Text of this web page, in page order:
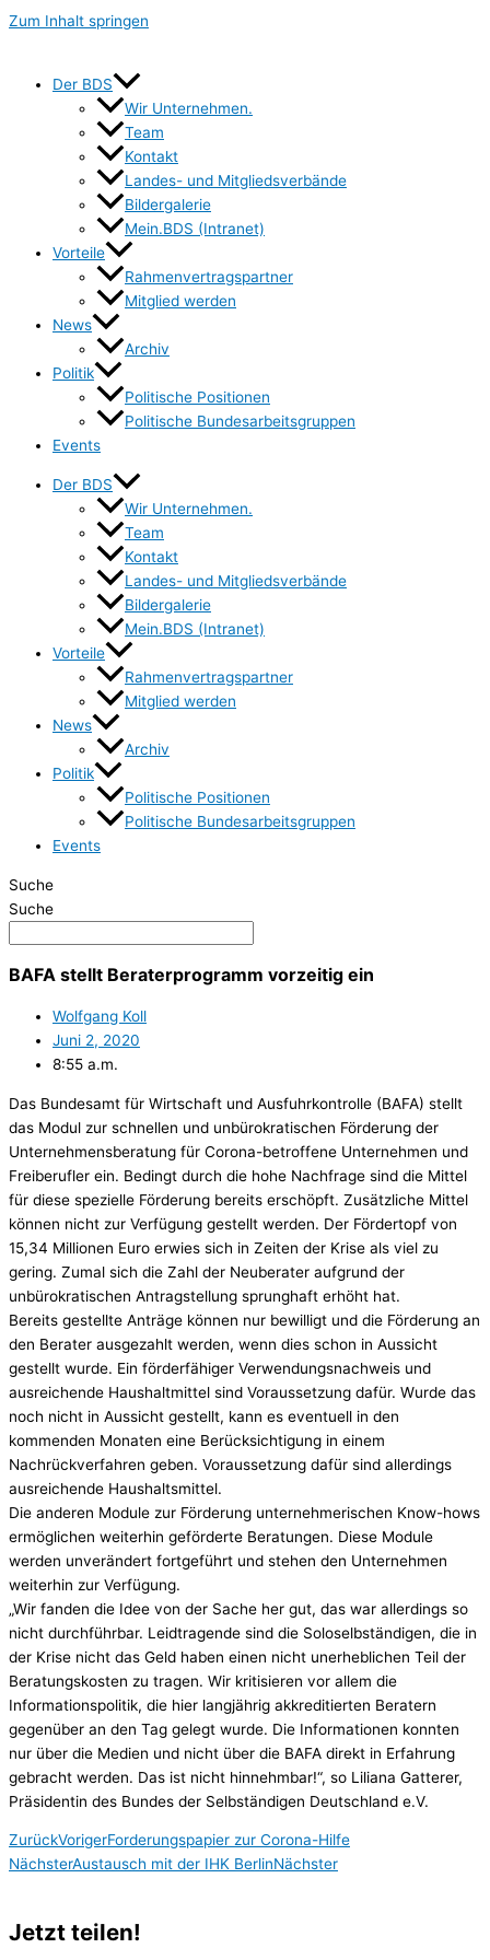
Zum Inhalt springen
Der BDS
Wir Unternehmen.
Team
Kontakt
Landes- und Mitgliedsverbände
Bildergalerie
Mein.BDS (Intranet)
Vorteile
Rahmenvertragspartner
Mitglied werden
News
Archiv
Politik
Politische Positionen
Politische Bundesarbeitsgruppen
Events
Der BDS
Wir Unternehmen.
Team
Kontakt
Landes- und Mitgliedsverbände
Bildergalerie
Mein.BDS (Intranet)
Vorteile
Rahmenvertragspartner
Mitglied werden
News
Archiv
Politik
Politische Positionen
Politische Bundesarbeitsgruppen
Events
Suche
Suche
BAFA stellt Beraterprogramm vorzeitig ein
Wolfgang Koll
Juni 2, 2020
8:55 a.m.
Das Bundesamt für Wirtschaft und Ausfuhrkontrolle (BAFA) stellt
das Modul zur schnellen und unbürokratischen Förderung der
Unternehmensberatung für Corona-betroffene Unternehmen und
Freiberufler ein. Bedingt durch die hohe Nachfrage sind die Mittel
für diese spezielle Förderung bereits erschöpft. Zusätzliche Mittel
können nicht zur Verfügung gestellt werden. Der Fördertopf von
15,34 Millionen Euro erwies sich in Zeiten der Krise als viel zu
gering. Zumal sich die Zahl der Neuberater aufgrund der
unbürokratischen Antragstellung sprunghaft erhöht hat.
Bereits gestellte Anträge können nur bewilligt und die Förderung an
den Berater ausgezahlt werden, wenn dies schon in Aussicht
gestellt wurde. Ein förderfähiger Verwendungsnachweis und
ausreichende Haushaltmittel sind Voraussetzung dafür. Wurde das
noch nicht in Aussicht gestellt, kann es eventuell in den
kommenden Monaten eine Berücksichtigung in einem
Nachrückverfahren geben. Voraussetzung dafür sind allerdings
ausreichende Haushaltsmittel.
Die anderen Module zur Förderung unternehmerischen Know-hows
ermöglichen weiterhin geförderte Beratungen. Diese Module
werden unverändert fortgeführt und stehen den Unternehmen
weiterhin zur Verfügung.
„Wir fanden die Idee von der Sache her gut, das war allerdings so
nicht durchführbar. Leidtragende sind die Soloselbständigen, die in
der Krise nicht das Geld haben einen nicht unerheblichen Teil der
Beratungskosten zu tragen. Wir kritisieren vor allem die
Informationspolitik, die hier langjährig akkreditierten Beratern
gegenüber an den Tag gelegt wurde. Die Informationen konnten
nur über die Medien und nicht über die BAFA direkt in Erfahrung
gebracht werden. Das ist nicht hinnehmbar!“, so Liliana Gatterer,
Präsidentin des Bundes der Selbständigen Deutschland e.V.
ZurückVorigerForderungspapier zur Corona-Hilfe
NächsterAustausch mit der IHK BerlinNächster
Jetzt teilen!